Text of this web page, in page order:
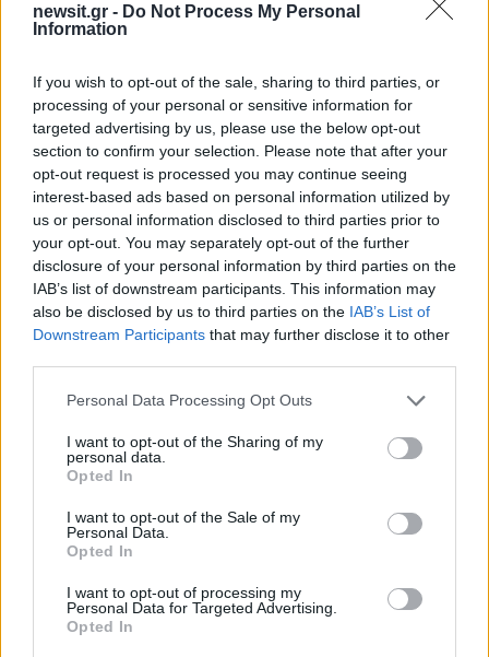
newsit.gr - Do Not Process My Personal
Information
If you wish to opt-out of the sale, sharing to third parties, or
processing of your personal or sensitive information for
targeted advertising by us, please use the below opt-out
section to confirm your selection. Please note that after your
opt-out request is processed you may continue seeing
interest-based ads based on personal information utilized by
us or personal information disclosed to third parties prior to
your opt-out. You may separately opt-out of the further
disclosure of your personal information by third parties on the
IAB’s list of downstream participants. This information may
also be disclosed by us to third parties on the IAB’s List of
Downstream Participants that may further disclose it to other
Please note that this website/app uses one or more Google
not limited to your visit or usage behaviour. You may click to
grant or deny consent to Google and its third-party tags to
use your data for below specified purposes in below Google
consent section.
Personal Data Processing Opt Outs
I want to opt-out of the Sharing of my
personal data.
Opted In
I want to opt-out of the Sale of my
Personal Data.
Opted In
I want to opt-out of processing my
Personal Data for Targeted Advertising.
Opted In
50 /50
2000 /2000
Υποβολή σχολίου
. Το site προστατεύεται από reCAPTCHA, ισχύουν
Πολιτική Απορρήτου&Όροι Χρήσηςτης Google.
ΑΤΥΧΗΜΑ
ΓΙΩΡΓΟΣ ΜΑΖΩΝΑΚΗΣ
Share:
ενημερωθείτε πρώτοι για όλη την ειδησεογραφία και τα
τελευταία νέατης ημέρας